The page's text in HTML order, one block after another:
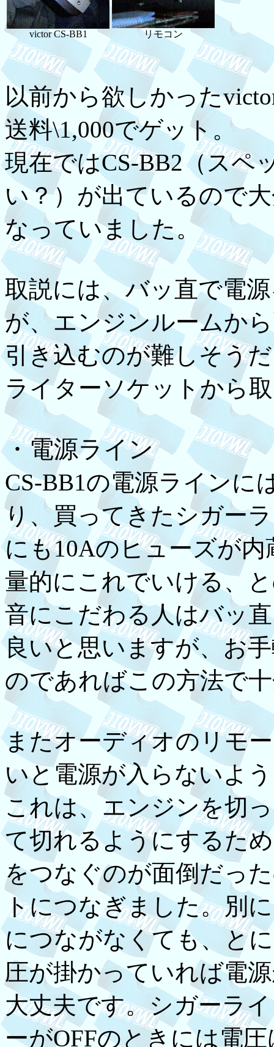
victor CS-BB1 リモコン
以前から欲しかった
送料\1,000でゲット。
現在ではCS-BB2（スペ
い？）が出ているので
なっていました。
取説には、バッ直で電
が、エンジンルームか
引き込むのが難しそう
ライターソケットから
・電源ライン
CS-BB1の電源ラインに
り、買ってきたシガー
にも10Aのヒューズが
量的にこれでいける、
音にこだわる人はバッ
良いと思いますが、お
のであればこの方法で
またオーディオのリモ
いと電源が入らないよ
これは、エンジンを切
て切れるようにするた
をつなぐのが面倒だっ
トにつなぎました。別
につながなくても、と
圧が掛かっていれば電
大丈夫です。シガーラ
ーがOFFのときには電